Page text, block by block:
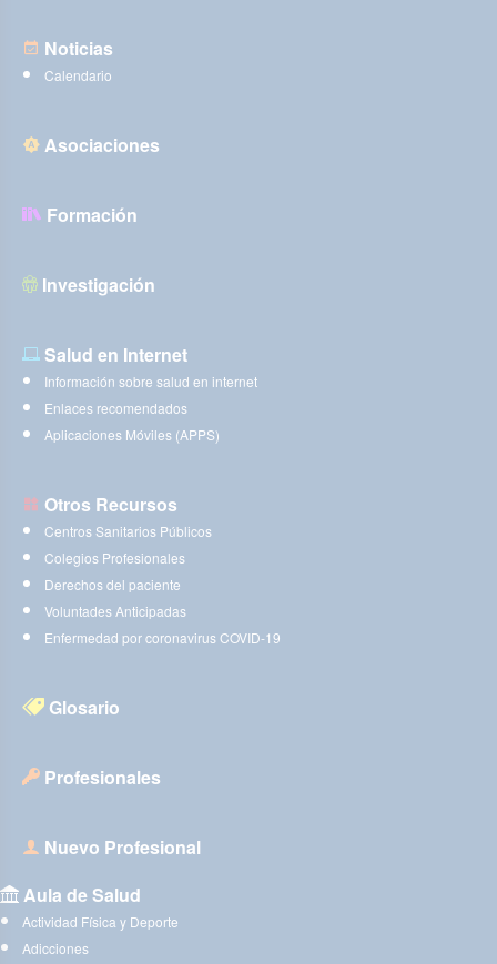
Noticias
Calendario
Asociaciones
Formación
Investigación
Salud en Internet
Información sobre salud en internet
Enlaces recomendados
Aplicaciones Móviles (APPS)
Otros Recursos
Centros Sanitarios Públicos
Colegios Profesionales
Derechos del paciente
Voluntades Anticipadas
Enfermedad por coronavirus COVID-19
Glosario
Profesionales
Nuevo Profesional
Aula de Salud
Actividad Física y Deporte
Adicciones